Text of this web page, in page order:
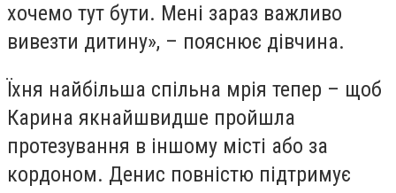
хочемо тут бути. Мені зараз важливо
вивезти дитину», – пояснює дівчина.
Їхня найбільша спільна мрія тепер – щоб
Карина якнайшвидше пройшла
протезування в іншому місті або за
кордоном. Денис повністю підтримує